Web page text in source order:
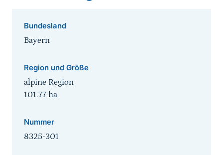
Bundesland
Bayern
Region und Größe
alpine Region
101.77 ha
Nummer
8325-301